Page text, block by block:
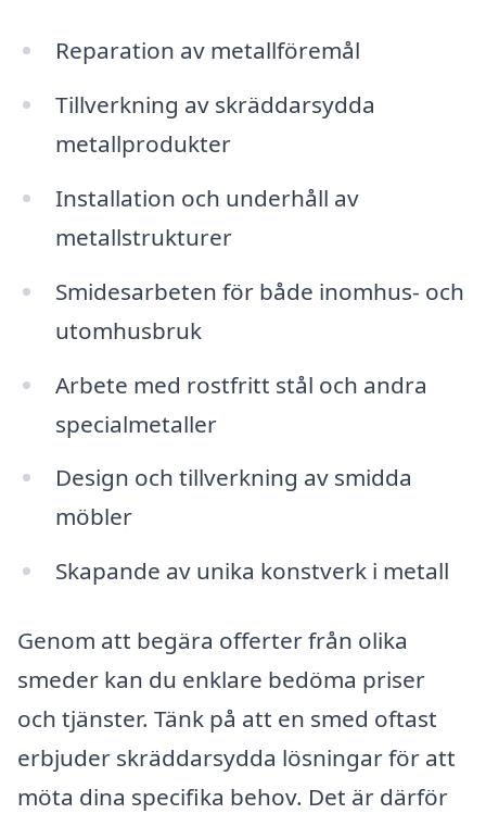
Reparation av metallföremål
Tillverkning av skräddarsydda
metallprodukter
Installation och underhåll av
metallstrukturer
Smidesarbeten för både inomhus- och
utomhusbruk
Arbete med rostfritt stål och andra
specialmetaller
Design och tillverkning av smidda
möbler
Skapande av unika konstverk i metall
Genom att begära offerter från olika
smeder kan du enklare bedöma priser
och tjänster. Tänk på att en smed oftast
erbjuder skräddarsydda lösningar för att
möta dina specifika behov. Det är därför